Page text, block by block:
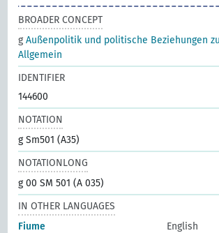
BROADER CONCEPT
gAußenpolitik und politische Beziehungen
Allgemein
IDENTIFIER
144600
NOTATION
g Sm501 (A35)
NOTATIONLONG
g 00 SM 501 (A 035)
IN OTHER LANGUAGES
Fiume
English